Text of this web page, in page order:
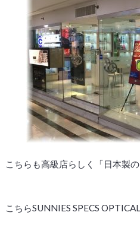
こちらも高級店らしく「日本製
こちらSUNNIES SPECS